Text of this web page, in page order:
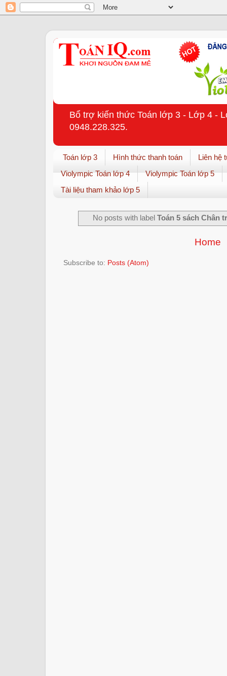
Bổ trợ kiến thức Toán lớp 3 - Lớp 4 -
0948.228.325.
Toán lớp 3 Hình thức thanh toán
Liên hệ
Violympic Toán lớp 4
Violympic Toán lớp 5
Tài liệu tham khảo lớp 5
No posts with labelToán 5 sách Chân
Home
Subscribe to: Posts (Atom)